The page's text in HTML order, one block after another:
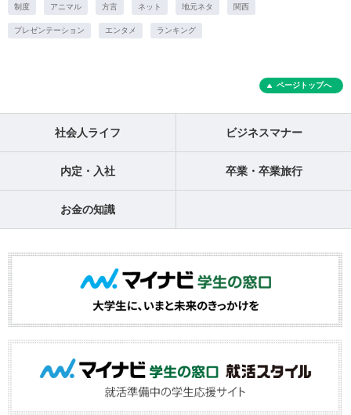
制度 アニマル 方言 ネット 地元ネタ 関西
プレゼンテーション エンタメ ランキング
ページトップへ
社会人ライフ ビジネスマナー
内定・入社 卒業・卒業旅行
お金の知識